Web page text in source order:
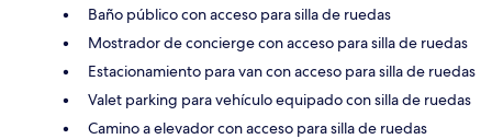
Baño público con acceso para silla de ruedas
Mostrador de concierge con acceso para silla de ruedas
Estacionamiento para van con acceso para silla de ruedas
Valet parking para vehículo equipado con silla de ruedas
Camino a elevador con acceso para silla de ruedas